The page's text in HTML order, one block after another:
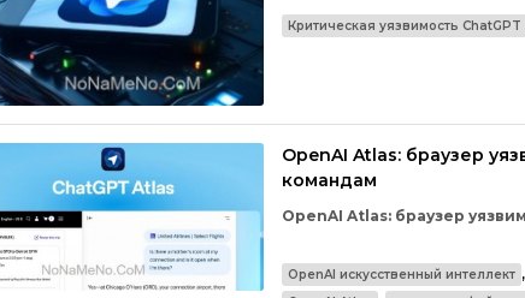
Специалисты по
браузера ChatGPT Atlas от
Критическая уязвимость ChatGPT
OpenAI Atlas: браузер
командам
OpenAI Atlas: браузер
внедрения вредоносных
OpenAI искусственный интеллект ,